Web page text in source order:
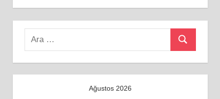
Search
Ara
Ağustos 2026